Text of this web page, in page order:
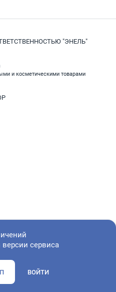
"ЭНЕЛЬ"
и косметическими товарами
адрес регистрации и
сервиса
ВОЙТИ